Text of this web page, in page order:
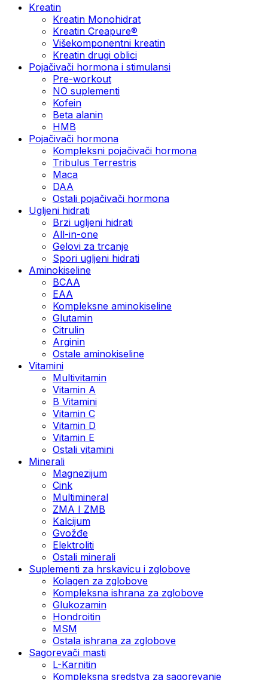
Kreatin
Kreatin Monohidrat
Kreatin Creapure®
Višekomponentni kreatin
Kreatin drugi oblici
Pojačivači hormona i stimulansi
Pre-workout
NO suplementi
Kofein
Beta alanin
HMB
Pojačivači hormona
Kompleksni pojačivači hormona
Tribulus Terrestris
Maca
DAA
Ostali pojačivači hormona
Ugljeni hidrati
Brzi ugljeni hidrati
All-in-one
Gelovi za trcanje
Spori ugljeni hidrati
Aminokiseline
BCAA
ЕАА
Kompleksne aminokiseline
Glutamin
Citrulin
Arginin
Ostale aminokiseline
Vitamini
Multivitamin
Vitamin A
B Vitamini
Vitamin C
Vitamin D
Vitamin E
Ostali vitamini
Minerali
Magnezijum
Cink
Multimineral
ZMA I ZMB
Kalcijum
Gvožđe
Elektroliti
Ostali minerali
Suplementi za hrskavicu i zglobove
Kolagen za zglobove
Kompleksna ishrana za zglobove
Glukozamin
Hondroitin
MSM
Ostala ishrana za zglobove
Sagorevači masti
L-Karnitin
Kompleksna sredstva za sagorevanje